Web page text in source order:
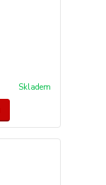
Skladem